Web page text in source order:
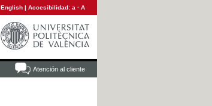
English | Accesibilidad: a · A
Atención al cliente